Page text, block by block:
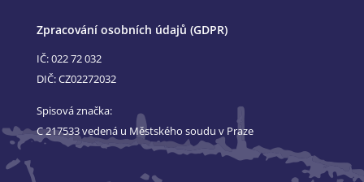
Zpracování osobních údajů (GDPR)
IČ: 022 72 032
DIČ: CZ02272032
Spisová značka:
C 217533 vedená u Městského soudu v Praze